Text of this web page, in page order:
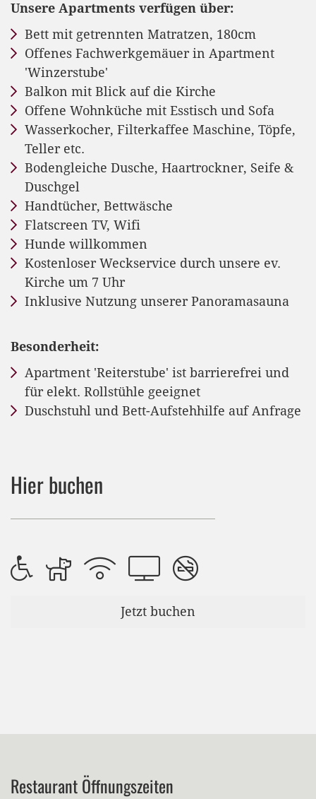
Unsere Apartments verfügen über:
Bett mit getrennten Matratzen, 180cm
Offenes Fachwerkgemäuer in Apartment
'Winzerstube'
Balkon mit Blick auf die Kirche
Offene Wohnküche mit Esstisch und Sofa
Wasserkocher, Filterkaffee Maschine, Töpfe,
Teller etc.
Bodengleiche Dusche, Haartrockner, Seife &
Duschgel
Handtücher, Bettwäsche
Flatscreen TV, Wifi
Hunde willkommen
Kostenloser Weckservice durch unsere ev.
Kirche um 7 Uhr
Inklusive Nutzung unserer Panoramasauna
Besonderheit:
Apartment 'Reiterstube' ist barrierefrei und
für elekt. Rollstühle geeignet
Duschstuhl und Bett-Aufstehhilfe auf Anfrage
Hier buchen
Jetzt buchen
Restaurant Öffnungszeiten